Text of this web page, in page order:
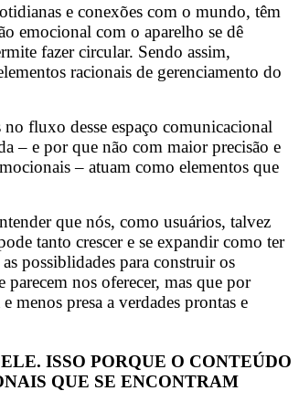
e conexões com o mundo, têm
emocional com o aparelho se dê
fazer circular. Sendo assim,
racionais de gerenciamento do
fluxo desse espaço comunicacional
– e por que não com maior precisão e
– atuam como elementos que
que nós, como usuários, talvez
tanto crescer e se expandir como ter
possiblidades para construir os
nos oferecer, mas que por
presa a verdades prontas e
ISSO PORQUE O CONTEÚDO
QUE SE ENCONTRAM